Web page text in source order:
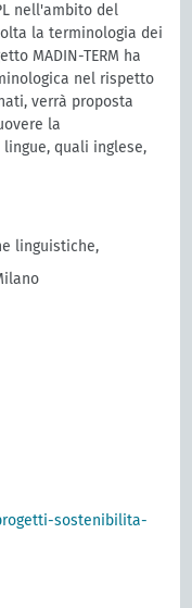
nell'ambito del
la terminologia dei
MADIN-TERM ha
nel rispetto
verrà proposta
la
quali inglese,
linguistiche,
sostenibilita-